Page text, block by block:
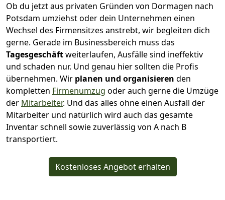
Ob du jetzt aus privaten Gründen von Dormagen nach
Potsdam umziehst oder dein Unternehmen einen
Wechsel des Firmensitzes anstrebt, wir begleiten dich
gerne. Gerade im Businessbereich muss das
Tagesgeschäftweiterlaufen, Ausfälle sind ineffektiv
und schaden nur. Und genau hier sollten die Profis
übernehmen. Wir planen und organisieren den
kompletten Firmenumzug oder auch gerne die Umzüge
der Mitarbeiter. Und das alles ohne einen Ausfall der
Mitarbeiter und natürlich wird auch das gesamte
Inventar schnell sowie zuverlässig von A nach B
transportiert.
Kostenloses Angebot erhalten